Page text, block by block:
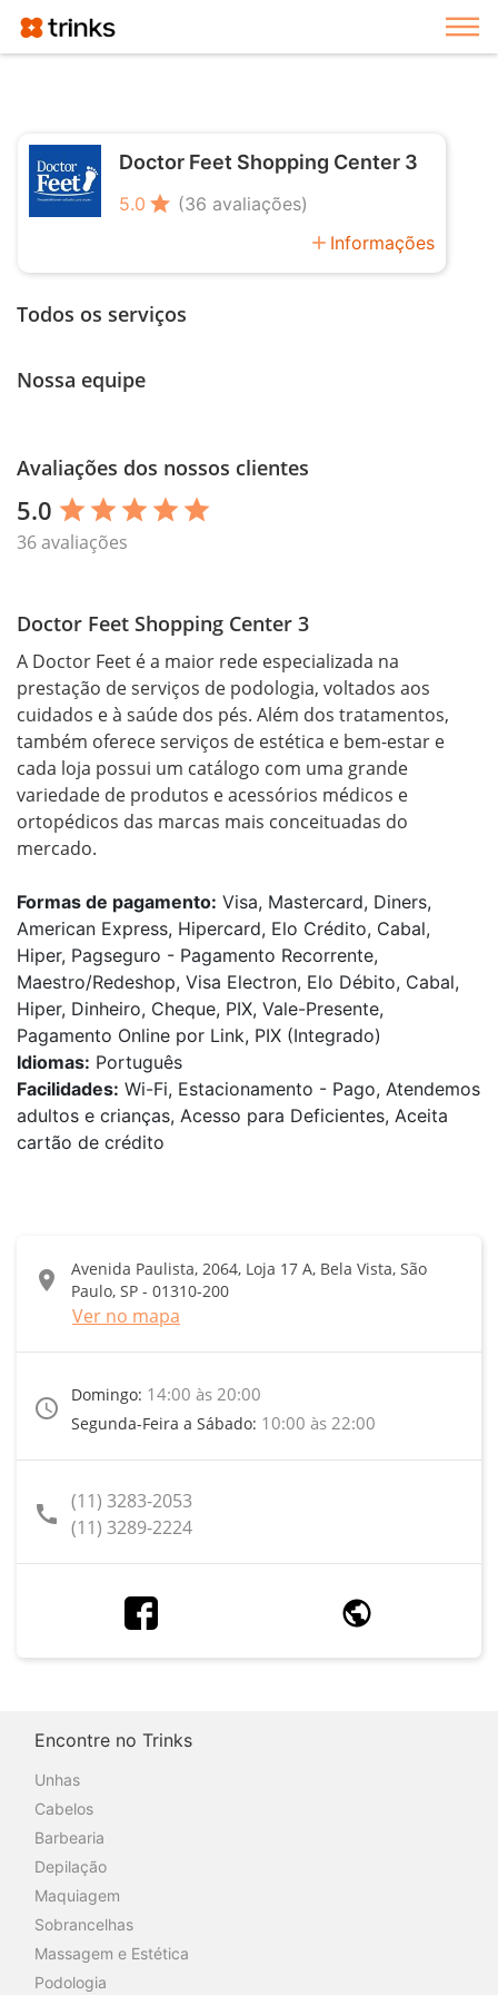
Doctor Feet Shopping Center 3
5.0 star (36 avaliações)
add Informações
Todos os serviços
Nossa equipe
Avaliações dos nossos clientes
5.0 star star star star star
36 avaliações
Doctor Feet Shopping Center 3
A Doctor Feet é a maior rede especializada na
prestação de serviços de podologia, voltados aos
cuidados e à saúde dos pés. Além dos tratamentos,
também oferece serviços de estética e bem-estar e
cada loja possui um catálogo com uma grande
variedade de produtos e acessórios médicos e
ortopédicos das marcas mais conceituadas do
mercado.
Formas de pagamento: Visa, Mastercard, Diners,
American Express, Hipercard, Elo Crédito, Cabal,
Hiper, Pagseguro - Pagamento Recorrente,
Maestro/Redeshop, Visa Electron, Elo Débito, Cabal,
Hiper, Dinheiro, Cheque, PIX, Vale-Presente,
Pagamento Online por Link, PIX (Integrado)
Idiomas: Português
Facilidades: Wi-Fi, Estacionamento - Pago, Atendemos
adultos e crianças, Acesso para Deficientes, Aceita
cartão de crédito
location_on
Avenida Paulista, 2064, Loja 17 A, Bela Vista, São
Paulo, SP - 01310-200
Ver no mapa
access_time
Domingo: 14:00 às 20:00
Segunda-Feira a Sábado: 10:00 às 22:00
call (11) 3283-2053
(11) 3289-2224
Encontre no Trinks
Unhas
Cabelos
Barbearia
Depilação
Maquiagem
Sobrancelhas
Massagem e Estética
Podologia